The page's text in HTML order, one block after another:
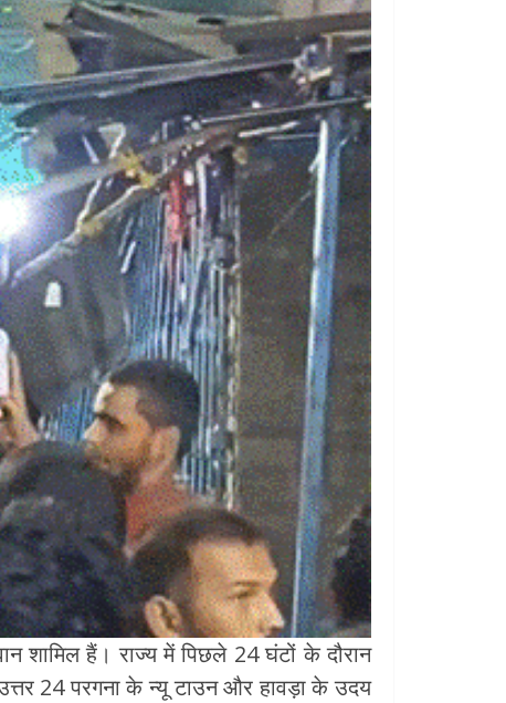
शामिल हैं। राज्य में पिछले 24 घंटों के दौरान
24 परगना के न्यू टाउन और हावड़ा के उदय